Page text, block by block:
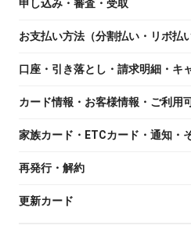
申し込み・審査・受取
お支払い方法（分割払い・リボ払
口座・引き落とし・請求明細・キ
カード情報・お客様情報・ご利用
家族カード・ETCカード・通知・
再発行・解約
更新カード